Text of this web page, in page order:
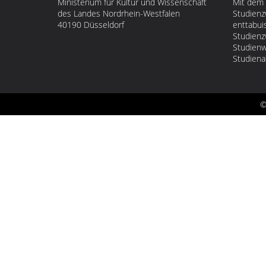
des Landes Nordrhein-Westfalen
40190 Düsseldorf